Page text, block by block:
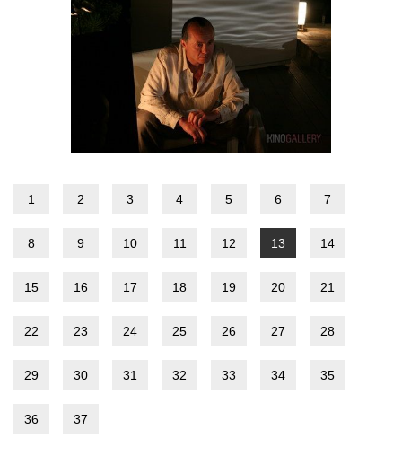
1 2 3 4 5 6 7
8 9 10 11 12 13 14
15 16 17 18 19 20 21
22 23 24 25 26 27 28
29 30 31 32 33 34 35
36 37